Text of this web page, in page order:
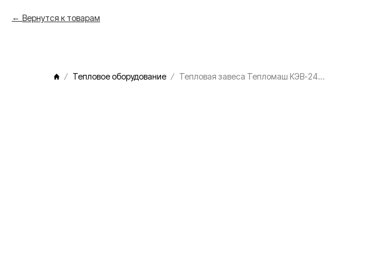
Вернутся к товарам
Тепловое оборудование Тепловая завеса Тепломаш КЭВ-24П4091Е